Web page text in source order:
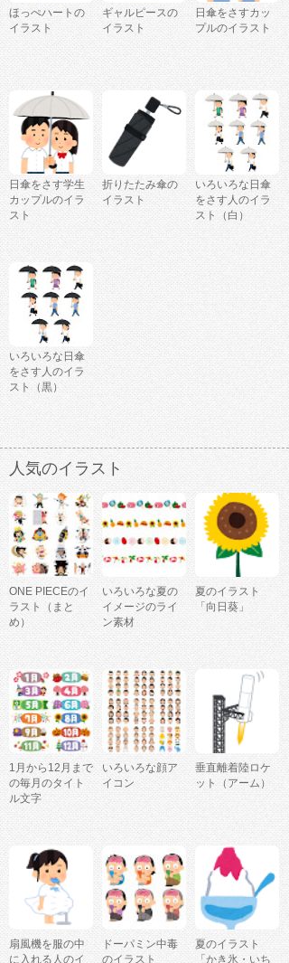
ほっぺハートの
イラスト
ギャルピースの
イラスト
日傘をさすカッ
プルのイラスト
日傘をさす学生
カップルのイラ
スト
折りたたみ傘の
イラスト
いろいろな日傘
をさす人のイラ
スト（白）
いろいろな日傘
をさす人のイラ
スト（黒）
人気のイラスト
ONE PIECEのイ
ラスト（まと
め）
いろいろな夏の
イメージのライ
ン素材
夏のイラスト
「向日葵」
1月から12月まで
の毎月のタイト
ル文字
いろいろな顔ア
イコン
垂直離着陸ロケ
ット（アーム）
扇風機を服の中
に入れる人のイ
ドーパミン中毒
のイラスト
夏のイラスト
「かき氷・いち